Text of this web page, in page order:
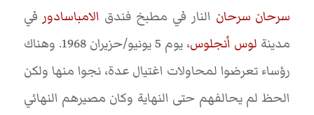
سرحان سرحان النار في مطبخ فندق الامباسادور في
مدينة لوس أنجلوس
، يوم 5 يونيو/حزيران 1968. وهناك
رؤساء تعرضوا لمحاولات اغتيال عدة، نجوا منها ولكن
الحظ لم يحالفهم حتى النهاية وكان مصيرهم النهائي